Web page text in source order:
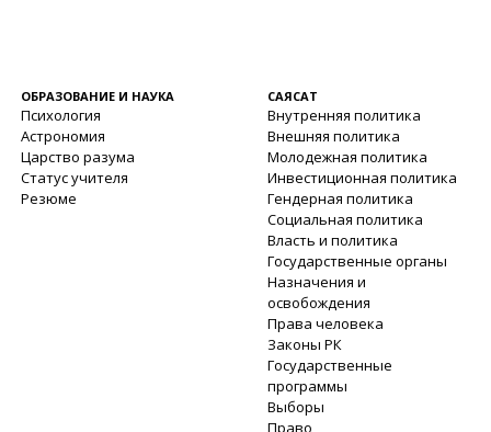
ОБРАЗОВАНИЕ И НАУКА
Психология
Астрономия
Царство разума
Статус учителя
Резюме
САЯСАТ
Внутренняя политика
Внешняя политика
Молодежная политика
Инвестиционная политика
Гендерная политика
Социальная политика
Власть и политика
Государственные органы
Назначения и
освобождения
Права человека
Законы РК
Государственные
программы
Выборы
Право